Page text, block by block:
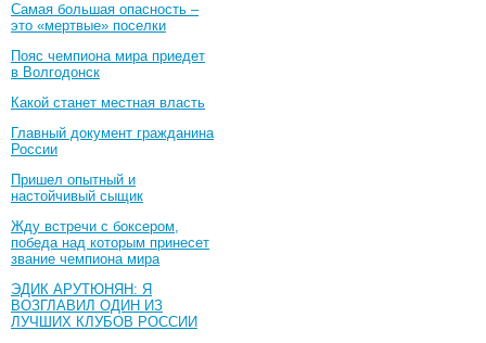
Самая большая опасность –
это «мертвые» поселки
Пояс чемпиона мира приедет
в Волгодонск
Какой станет местная власть
Главный документ гражданина
России
Пришел опытный и
настойчивый сыщик
Жду встречи с боксером,
победа над которым принесет
звание чемпиона мира
ЭДИК АРУТЮНЯН: Я
ВОЗГЛАВИЛ ОДИН ИЗ
ЛУЧШИХ КЛУБОВ РОССИИ